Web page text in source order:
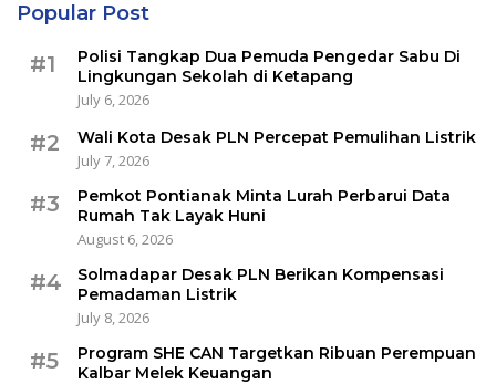
Popular Post
#1
Polisi Tangkap Dua Pemuda Pengedar Sabu Di
Lingkungan Sekolah di Ketapang
July 6, 2026
#2
Wali Kota Desak PLN Percepat Pemulihan Listrik
July 7, 2026
#3
Pemkot Pontianak Minta Lurah Perbarui Data
Rumah Tak Layak Huni
August 6, 2026
#4
Solmadapar Desak PLN Berikan Kompensasi
Pemadaman Listrik
July 8, 2026
#5
Program SHE CAN Targetkan Ribuan Perempuan
Kalbar Melek Keuangan